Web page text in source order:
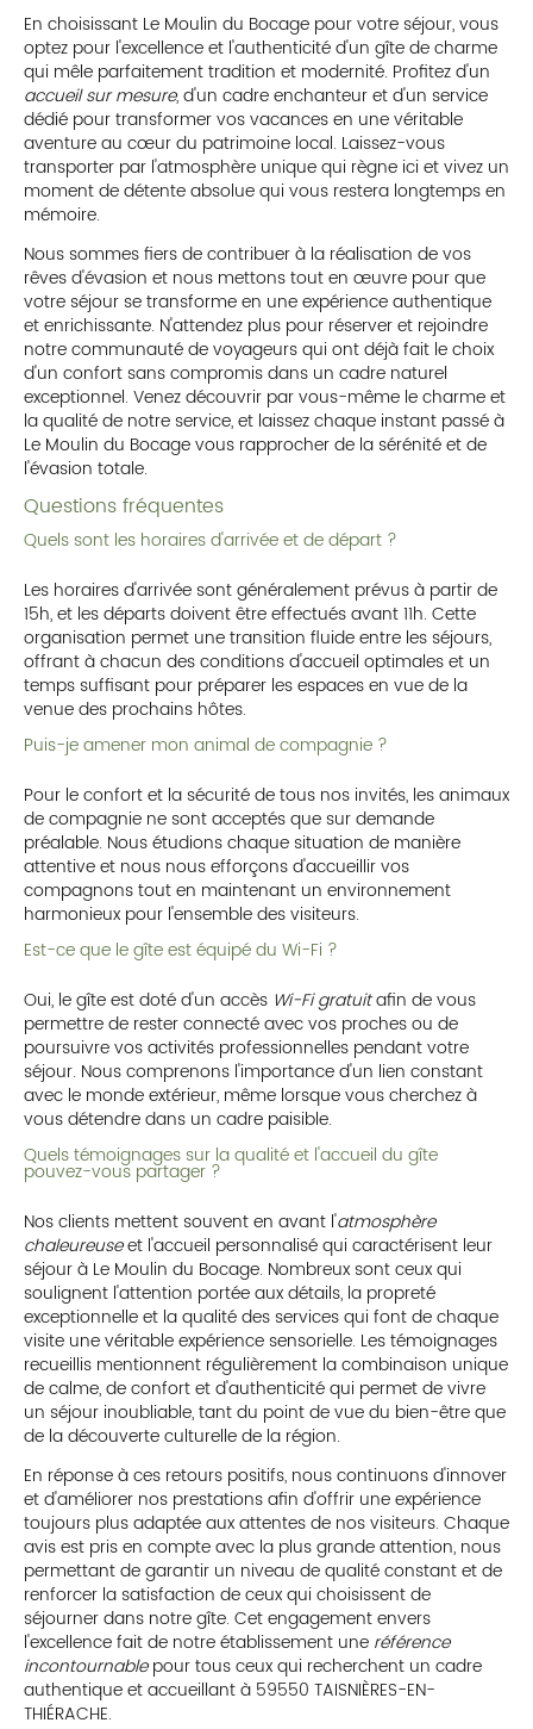
En choisissant Le Moulin du Bocage pour votre séjour, vous
optez pour l'excellence et l'authenticité d'un gîte de charme
qui mêle parfaitement tradition et modernité. Profitez d'un
accueil sur mesure, d'un cadre enchanteur et d'un service
dédié pour transformer vos vacances en une véritable
aventure au cœur du patrimoine local. Laissez-vous
transporter par l'atmosphère unique qui règne ici et vivez un
moment de détente absolue qui vous restera longtemps en
mémoire.
Nous sommes fiers de contribuer à la réalisation de vos
rêves d'évasion et nous mettons tout en œuvre pour que
votre séjour se transforme en une expérience authentique
et enrichissante. N'attendez plus pour réserver et rejoindre
notre communauté de voyageurs qui ont déjà fait le choix
d'un confort sans compromis dans un cadre naturel
exceptionnel. Venez découvrir par vous-même le charme et
la qualité de notre service, et laissez chaque instant passé à
Le Moulin du Bocage vous rapprocher de la sérénité et de
l'évasion totale.
Questions fréquentes
Quels sont les horaires d'arrivée et de départ ?
Les horaires d'arrivée sont généralement prévus à partir de
15h, et les départs doivent être effectués avant 11h. Cette
organisation permet une transition fluide entre les séjours,
offrant à chacun des conditions d'accueil optimales et un
temps suffisant pour préparer les espaces en vue de la
venue des prochains hôtes.
Puis-je amener mon animal de compagnie ?
Pour le confort et la sécurité de tous nos invités, les animaux
de compagnie ne sont acceptés que sur demande
préalable. Nous étudions chaque situation de manière
attentive et nous nous efforçons d'accueillir vos
compagnons tout en maintenant un environnement
harmonieux pour l'ensemble des visiteurs.
Est-ce que le gîte est équipé du Wi-Fi ?
Oui, le gîte est doté d'un accès Wi-Fi gratuitafin de vous
permettre de rester connecté avec vos proches ou de
poursuivre vos activités professionnelles pendant votre
séjour. Nous comprenons l'importance d'un lien constant
avec le monde extérieur, même lorsque vous cherchez à
vous détendre dans un cadre paisible.
Quels témoignages sur la qualité et l'accueil du gîte
pouvez-vous partager ?
Nos clients mettent souvent en avant l'atmosphère
chaleureuseet l'accueil personnalisé qui caractérisent leur
séjour à Le Moulin du Bocage. Nombreux sont ceux qui
soulignent l'attention portée aux détails, la propreté
exceptionnelle et la qualité des services qui font de chaque
visite une véritable expérience sensorielle. Les témoignages
recueillis mentionnent régulièrement la combinaison unique
de calme, de confort et d'authenticité qui permet de vivre
un séjour inoubliable, tant du point de vue du bien-être que
de la découverte culturelle de la région.
En réponse à ces retours positifs, nous continuons d'innover
et d'améliorer nos prestations afin d'offrir une expérience
toujours plus adaptée aux attentes de nos visiteurs. Chaque
avis est pris en compte avec la plus grande attention, nous
permettant de garantir un niveau de qualité constant et de
renforcer la satisfaction de ceux qui choisissent de
séjourner dans notre gîte. Cet engagement envers
l'excellence fait de notre établissement une référence
incontournablepour tous ceux qui recherchent un cadre
authentique et accueillant à 59550 TAISNIÈRES-EN-
THIÉRACHE.